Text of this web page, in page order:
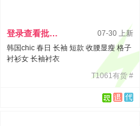
登录查看批发价
07-30 上新
韩国chic 春日 长袖 短款 收腰显瘦 格子
衬衫女 长袖衬衣
T1061有货 #